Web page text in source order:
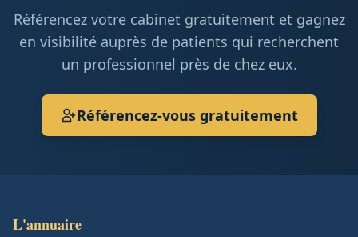
Référencez votre cabinet gratuitement et gagnez
en visibilité auprès de patients qui recherchent
un professionnel près de chez eux.
Référencez-vous gratuitement
L'annuaire